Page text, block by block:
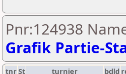
Pnr:124938
Grafik Partie-
tnrSt turnier bdld